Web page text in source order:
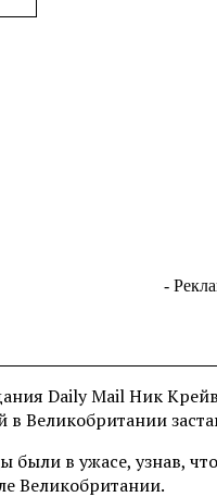
-
Daily Mail Ник
в Великобритании
были в ужасе, узнав,
Великобритании.